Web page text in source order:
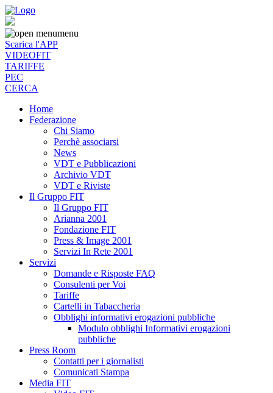
menu
Scarica l'APP
VIDEOFIT
TARIFFE
PEC
CERCA
Home
Federazione
Chi Siamo
Perchè associarsi
News
VDT e Pubblicazioni
Archivio VDT
VDT e Riviste
Il Gruppo FIT
Il Gruppo FIT
Arianna 2001
Fondazione FIT
Press & Image 2001
Servizi In Rete 2001
Servizi
Domande e Risposte FAQ
Consulenti per Voi
Tariffe
Cartelli in Tabaccheria
Obblighi informativi erogazioni pubbliche
Modulo obblighi Informativi erogazioni
pubbliche
Press Room
Contatti per i giornalisti
Comunicati Stampa
Media FIT